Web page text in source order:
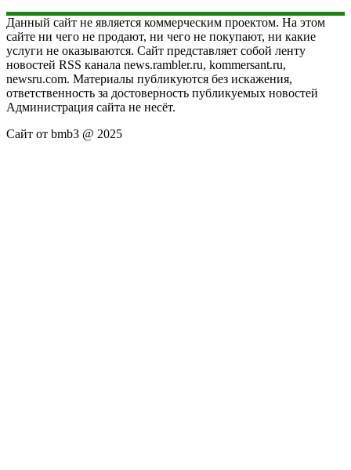
Данный сайт не является коммерческим проектом. На этом
сайте ни чего не продают, ни чего не покупают, ни какие
услуги не оказываются. Сайт представляет собой ленту
новостей RSS канала news.rambler.ru, kommersant.ru,
newsru.com. Материалы публикуются без искажения,
ответственность за достоверность публикуемых новостей
Администрация сайта не несёт.
Сайт от bmb3 @ 2025